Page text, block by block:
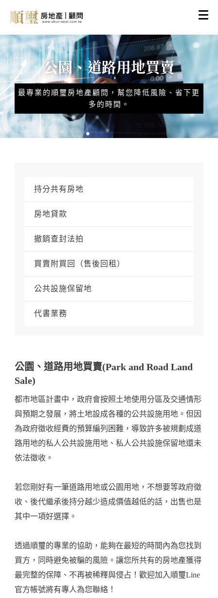
公園、道路用地買賣
最專業的順璽房地產顧問，幫您降低風險、省下更
多的時間。
持分共有房地
房地貸款
撤銷查封法拍
買賣附買回（售後回租）
公共設施保留地
代書業務
公園、道路用地買賣(Park and Road Land
Sale)
都市地區計畫中，政府會按照土地使用分區及交通情形
與預期之發展，將土地設成各種的公共設施用地。但因
為政府徵收經費的預算編列困難，導致許多被規劃成道
路用地的私人公共設施用地、私人公共設施保留地還未
依法徵收。
若您剛好有一筆道路用地或公園用地，不想要等政府徵
收、後代繼承後持分越少造成價值越低的話，出售也是
其中一項好選擇。
透過順璽的專業的協助，能夠在最短的時間內為您找到
買方，同時避免被騙的風險。讓您所共有的房地產獲得
最完整的保障、不再被稀釋與侵占！歡迎加入 順璽Line
官方帳號將有專人為您聯絡！